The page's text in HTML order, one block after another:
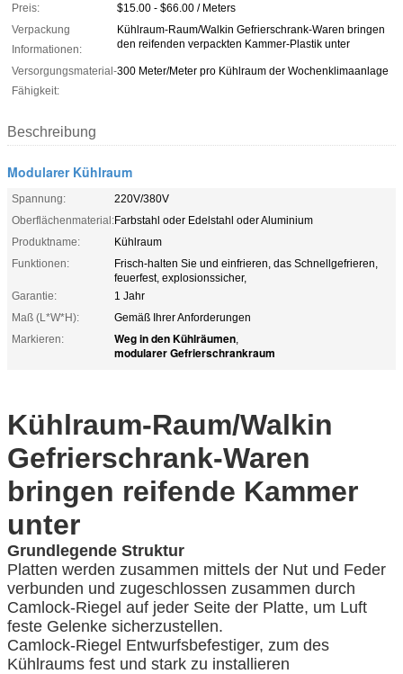
Preis:
$15.00 - $66.00 / Meters
Verpackung
Informationen:
Kühlraum-Raum/Walkin Gefrierschrank-Waren bringen
den reifenden verpackten Kammer-Plastik unter
Versorgungsmaterial-
Fähigkeit:
300 Meter/Meter pro Kühlraum der Wochenklimaanlage
Beschreibung
Modularer Kühlraum
Spannung:
220V/380V
Oberflächenmaterial:Farbstahl oder Edelstahl oder Aluminium
Produktname:
Kühlraum
Funktionen:
Frisch-halten Sie und einfrieren, das Schnellgefrieren,
feuerfest, explosionssicher,
Garantie:
1 Jahr
Maß (L*W*H):
Gemäß Ihrer Anforderungen
Markieren:
Weg in den Kühlräumen,
modularer Gefrierschrankraum
Kühlraum-Raum/Walkin
Gefrierschrank-Waren
bringen reifende Kammer
unter
Grundlegende Struktur
Platten werden zusammen mittels der Nut und Feder
verbunden und zugeschlossen zusammen durch
Camlock-Riegel auf jeder Seite der Platte, um Luft
feste Gelenke sicherzustellen.
Camlock-Riegel Entwurfsbefestiger, zum des
Kühlraums fest und stark zu installieren